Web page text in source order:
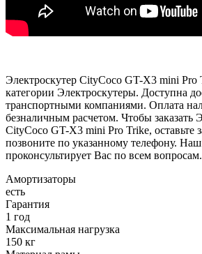
Электроскутер CityCoco GT-X3 mini Pro
категории Электроскутеры. Доступна
транспортными компаниями. Оплата
безналичным расчетом. Чтобы заказать
CityCoco GT-X3 mini Pro Trike, оставьте
позвоните по указанному телефону.
проконсультирует Вас по всем вопросам.
Амортизаторы
есть
Гарантия
1 год
Максимальная нагрузка
150 кг